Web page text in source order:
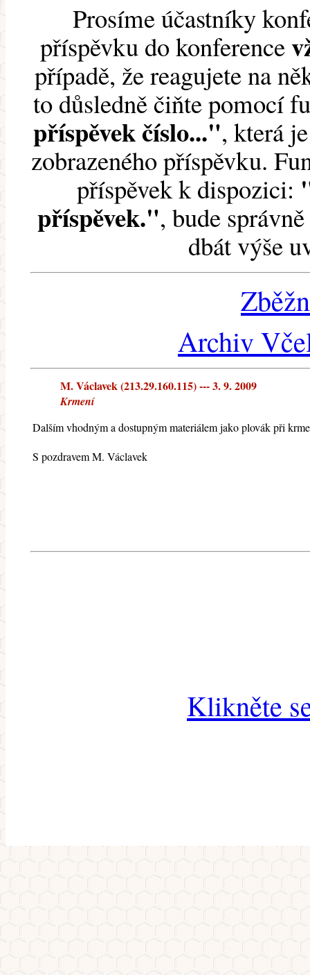
Prosíme účastníky
příspěvku do konference
případě, že reagujete na
to důsledně čiňte pomocí
příspěvek číslo...", která
zobrazeného příspěvku.
příspěvek k dispozici:
příspěvek.", bude
dbát výše
Archiv
M. Václavek (213.29.160.115) --- 3. 9. 2009
Krmení
Dalším vhodným a dostupným materiálem jako plovák při
S pozdravem M. Václavek
Klikněte